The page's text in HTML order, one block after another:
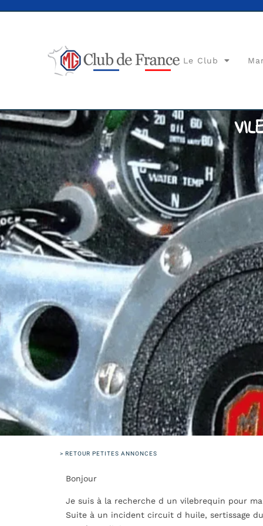
Le Club
> RETOUR PETITES ANNONCES
Bonjour
Je suis à la recherche d un vilebrequin pour ma
Suite à un incident circuit d huile, sertissage